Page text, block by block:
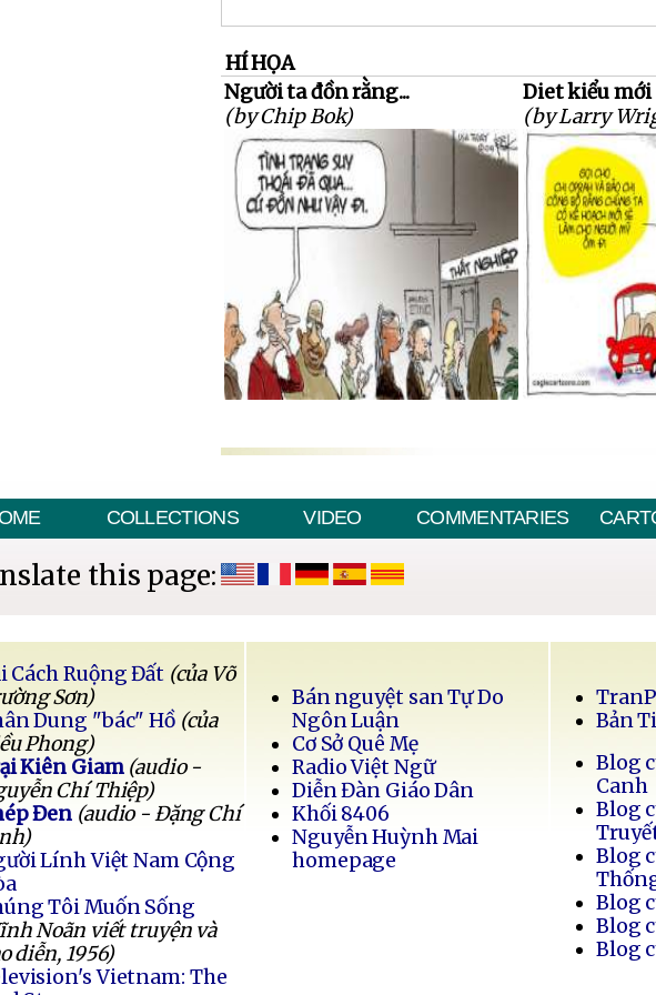
HÍ HỌA
Người ta đồn rằng...
(by Chip Bok)
Diet kiểu mới
(by Larry
COLLECTIONS VIDEO COMMENTARIES
this page:
Cách Ruộng Đất (của Võ
Sơn)
Dung "bác" Hồ (của
Phong)
Kiên Giam (audio -
Chí Thiệp)
Đen (audio - Đặng Chí
Lính Việt Nam Cộng
Tôi Muốn Sống
Noãn viết truyện và
diễn, 1956)
Vietnam: The
Bán nguyệt san Tự Do
Ngôn Luận
Cơ Sở Quê Mẹ
Radio Việt Ngữ
Diễn Đàn Giáo Dân
Khối 8406
Nguyễn Huỳnh Mai
homepage
Bản
Blog
Canh
Blog
Blog
Blog
Blog
Blog